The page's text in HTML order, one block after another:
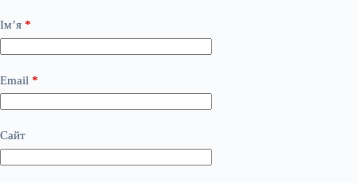
Ім’я *
Email *
Сайт